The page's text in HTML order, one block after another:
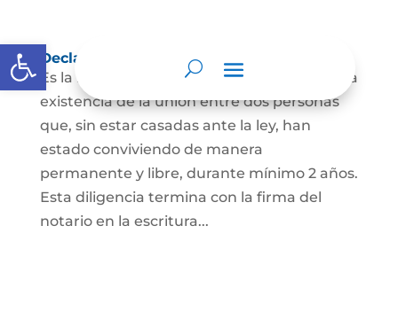
Abrir barra de herramientas
Declaración de Unión Marital de Hecho
Es la manifestación ante juez o notario de la
existencia de la unión entre dos personas
que, sin estar casadas ante la ley, han
estado conviviendo de manera
permanente y libre, durante mínimo 2 años.
Esta diligencia termina con la firma del
notario en la escritura...